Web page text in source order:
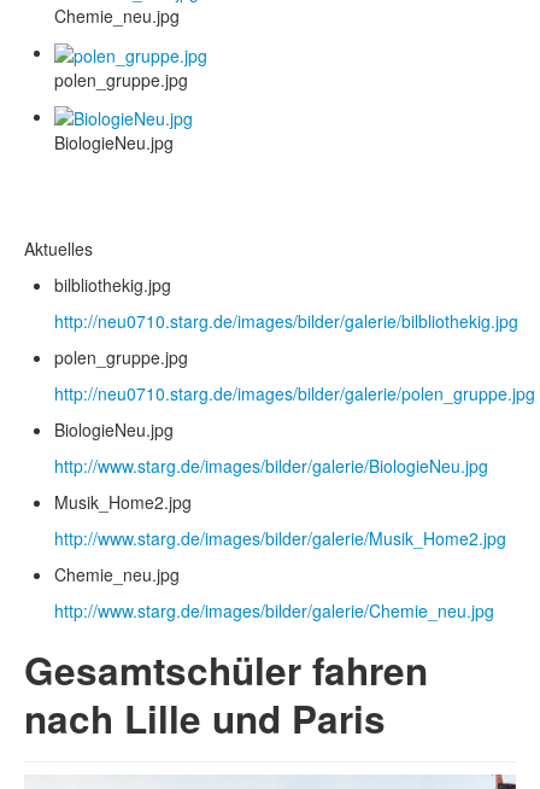
Chemie_neu.jpg
polen_gruppe.jpg
BiologieNeu.jpg
Aktuelles
bilbliothekig.jpg
http://neu0710.starg.de/images/bilder/galerie/bilbliothekig.jpg
polen_gruppe.jpg
http://neu0710.starg.de/images/bilder/galerie/polen_gruppe.jpg
BiologieNeu.jpg
http://www.starg.de/images/bilder/galerie/BiologieNeu.jpg
Musik_Home2.jpg
http://www.starg.de/images/bilder/galerie/Musik_Home2.jpg
Chemie_neu.jpg
http://www.starg.de/images/bilder/galerie/Chemie_neu.jpg
Gesamtschüler fahren
nach Lille und Paris